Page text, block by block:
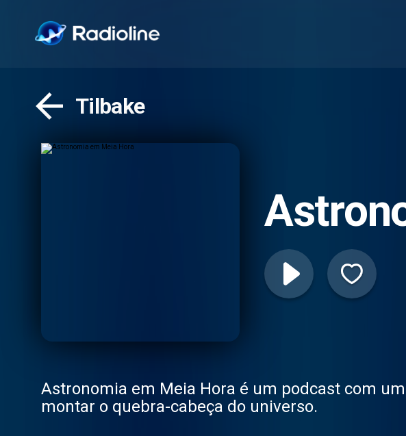
Tilbake
Astronomia em Meia Hora é um podcast com
montar o quebra-cabeça do universo.